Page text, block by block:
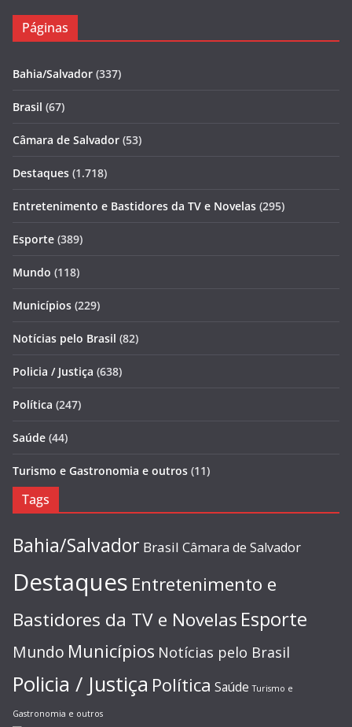
Páginas
Bahia/Salvador (337)
Brasil (67)
Câmara de Salvador (53)
Destaques (1.718)
Entretenimento e Bastidores da TV e Novelas (295)
Esporte (389)
Mundo (118)
Municípios (229)
Notícias pelo Brasil (82)
Policia / Justiça (638)
Política (247)
Saúde (44)
Turismo e Gastronomia e outros (11)
Tags
Bahia/Salvador Brasil Câmara de Salvador
Destaques Entretenimento e
Bastidores da TV e Novelas Esporte
Mundo Municípios Notícias pelo Brasil
Policia / Justiça Política Saúde Turismo e
Gastronomia e outros